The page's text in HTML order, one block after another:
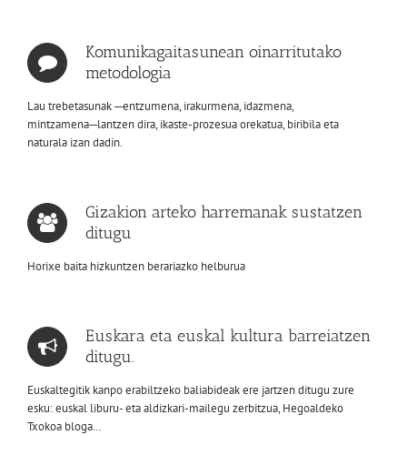
Komunikagaitasunean oinarritutako
metodologia
Lau trebetasunak ─entzumena, irakurmena, idazmena,
mintzamena─lantzen dira, ikaste-prozesua orekatua, biribila eta
naturala izan dadin.
Gizakion arteko harremanak sustatzen
ditugu
Horixe baita hizkuntzen berariazko helburua
Euskara eta euskal kultura barreiatzen
ditugu.
Euskaltegitik kanpo erabiltzeko baliabideak ere jartzen ditugu zure
esku: euskal liburu- eta aldizkari-mailegu zerbitzua, Hegoaldeko
Txokoa bloga…